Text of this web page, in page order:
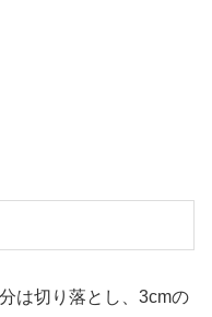
は切り落とし、3cmの